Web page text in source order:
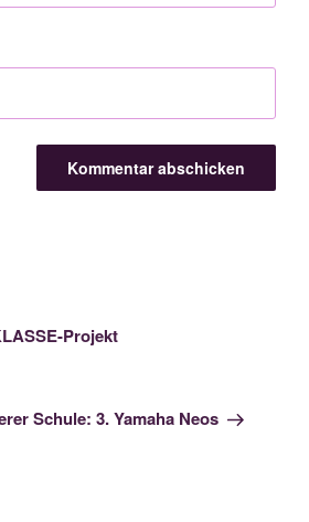
Projekt
Schule: 3. Yamaha Neos